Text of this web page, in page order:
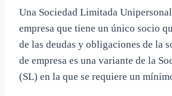
Una Sociedad Limitada
empresa que tiene un único socio
de las deudas y obligaciones de la
de empresa es una variante de la
(SL) en la que se requiere un